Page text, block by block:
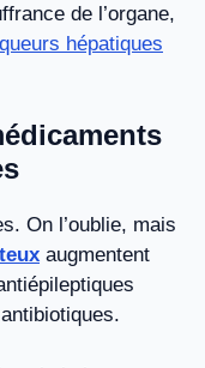
de l’organe,
hépatiques
On l’oublie, mais
augmentent